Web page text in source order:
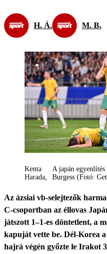
H. Á. M. B.
Kenta
Harada
A japán
Burgess (Fotó:
Az ázsiai vb-selejtezők
C-csoportban az éllovas
játszott 1–1-es döntetlent, a
kapuját vette be. Dél-Korea
hajrá végén győzte le Irakot